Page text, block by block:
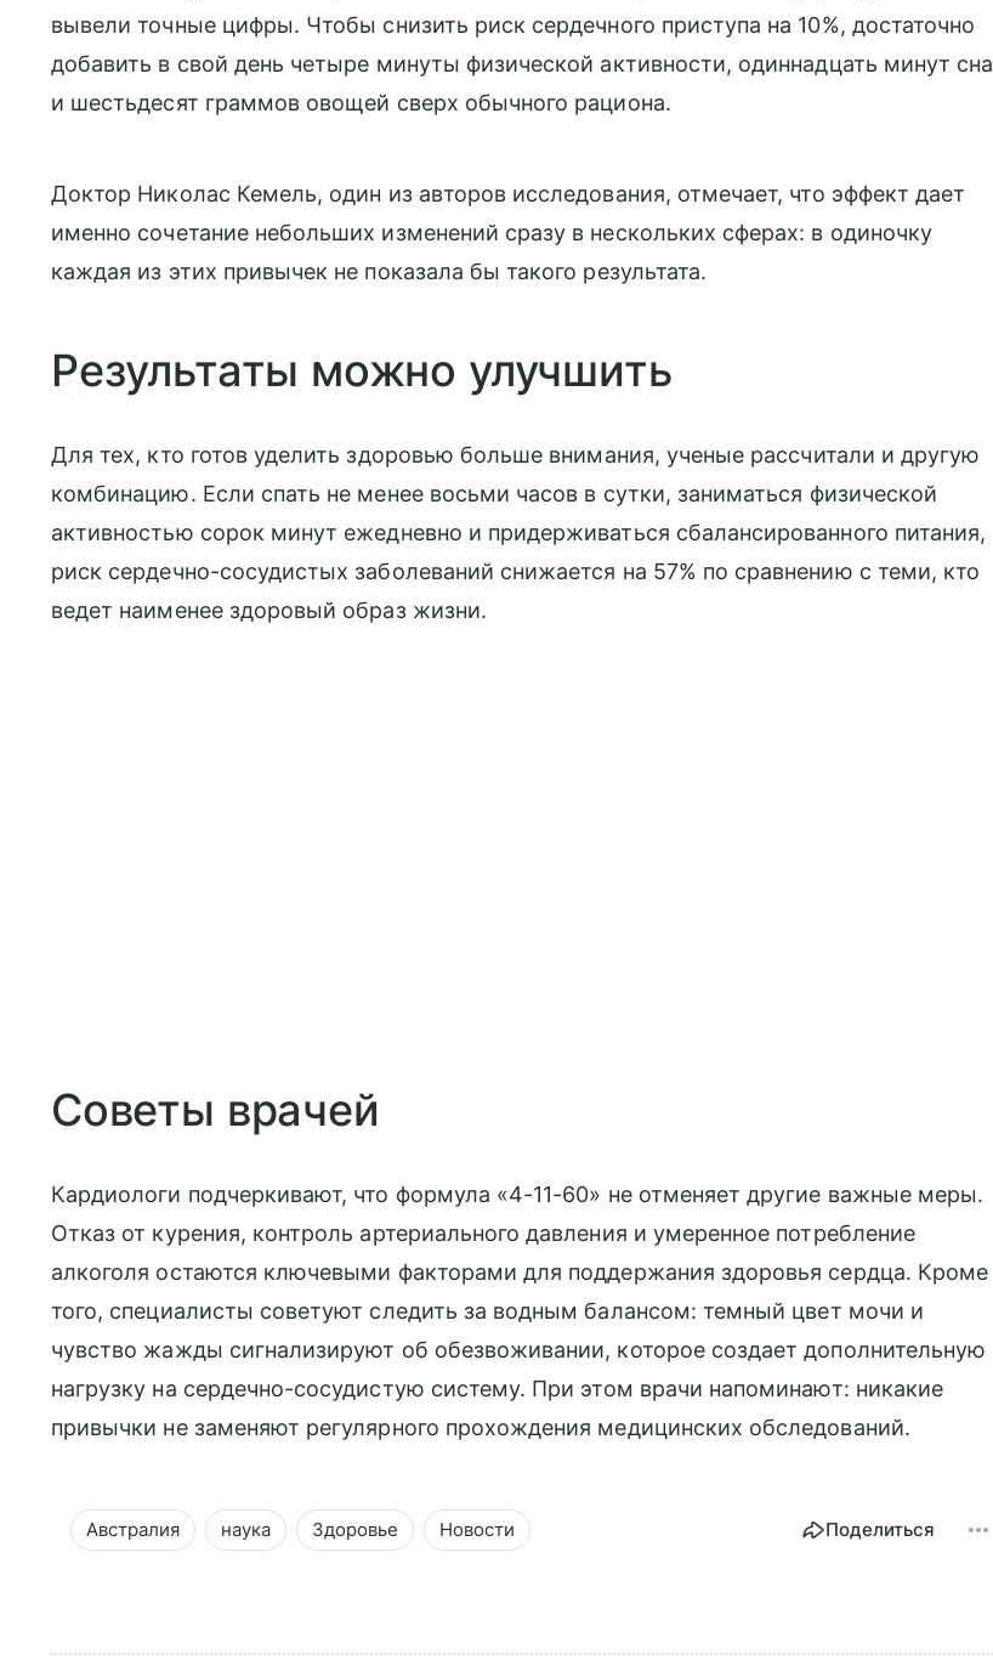
вывели точные цифры. Чтобы снизить риск сердечного приступа на 10%, достаточно
добавить в свой день четыре минуты физической активности, одиннадцать минут сна
и шестьдесят граммов овощей сверх обычного рациона.
Доктор Николас Кемель, один из авторов исследования, отмечает, что эффект дает
именно сочетание небольших изменений сразу в нескольких сферах: в одиночку
каждая из этих привычек не показала бы такого результата.
Результаты можно улучшить
Для тех, кто готов уделить здоровью больше внимания, ученые рассчитали и другую
комбинацию. Если спать не менее восьми часов в сутки, заниматься физической
активностью сорок минут ежедневно и придерживаться сбалансированного питания,
риск сердечно-сосудистых заболеваний снижается на 57% по сравнению с теми, кто
ведет наименее здоровый образ жизни.
Советы врачей
Кардиологи подчеркивают, что формула «4-11-60» не отменяет другие важные меры.
Отказ от курения, контроль артериального давления и умеренное потребление
алкоголя остаются ключевыми факторами для поддержания здоровья сердца. Кроме
того, специалисты советуют следить за водным балансом: темный цвет мочи и
чувство жажды сигнализируют об обезвоживании, которое создает дополнительную
нагрузку на сердечно-сосудистую систему. При этом врачи напоминают: никакие
привычки не заменяют регулярного прохождения медицинских обследований.
Австралия наука Здоровье Новости Поделиться